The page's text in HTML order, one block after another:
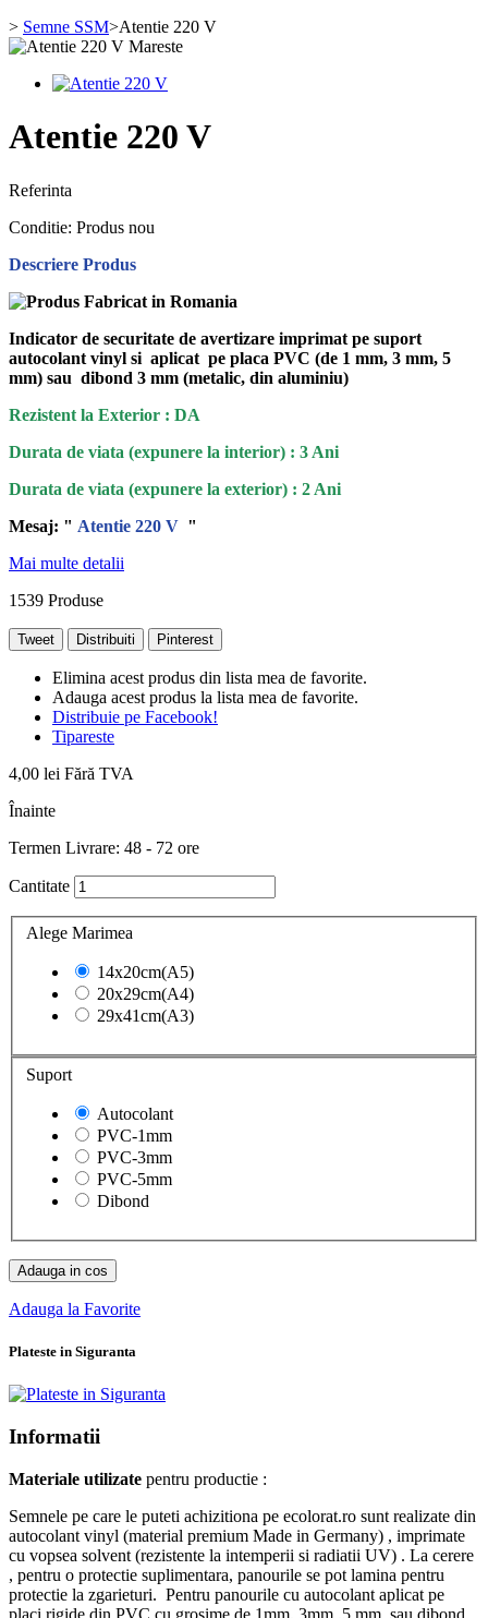
> Semne SSM>Atentie 220 V
Mareste
Atentie 220 V
Referinta
Conditie: Produs nou
Descriere Produs
Indicator de securitate de avertizare imprimat pe suport
autocolant vinyl si aplicat pe placa PVC (de 1 mm, 3 mm, 5
mm) sau dibond 3 mm (metalic, din aluminiu)
Rezistent la Exterior : DA
Durata de viata (expunere la interior) : 3 Ani
Durata de viata (expunere la exterior) : 2 Ani
Mesaj: " Atentie 220 V "
Mai multe detalii
1539 Produse
Tweet Distribuiti Pinterest
Elimina acest produs din lista mea de favorite.
Adauga acest produs la lista mea de favorite.
Distribuie pe Facebook!
Tipareste
4,00 lei Fără TVA
Înainte
Termen Livrare: 48 - 72 ore
Cantitate
Alege Marimea
14x20cm(A5)
20x29cm(A4)
29x41cm(A3)
Suport
Autocolant
PVC-1mm
PVC-3mm
PVC-5mm
Dibond
Adauga in cos
Adauga la Favorite
Plateste in Siguranta
Informatii
Materiale utilizate pentru productie :
Semnele pe care le puteti achizitiona pe ecolorat.ro sunt realizate din
autocolant vinyl (material premium Made in Germany) , imprimate
cu vopsea solvent (rezistente la intemperii si radiatii UV) . La cerere
, pentru o protectie suplimentara, panourile se pot lamina pentru
protectie la zgarieturi. Pentru panourile cu autocolant aplicat pe
placi rigide din PVC cu grosime de 1mm, 3mm ,5 mm sau dibond